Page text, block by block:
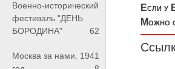
Военно-исторический
фестиваль "ДЕНЬ
БОРОДИНА"
62
Москва за нами. 1941
Если у
Можно